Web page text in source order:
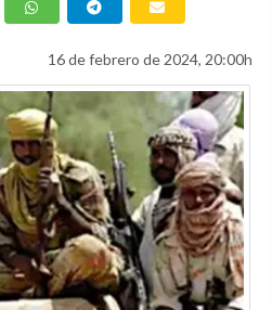
16 de febrero de 2024, 20:00h